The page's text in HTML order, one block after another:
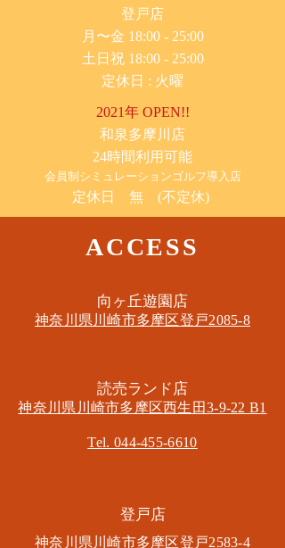
​登戸店
月〜金 18:00 - 25:00
土日祝 18:00 - 25:00
​定休日 : 火曜
2021年 OPEN!!
​和泉多摩川店
24時間利用可能
​会員制シミュレーションゴルフ導入店
定休日 無 (不定休)
ACCESS
​向ヶ丘遊園店
神奈川県川崎市多摩区​登戸2085-8
​読売ランド店
神奈川県川崎市多摩区​西生田3-9-22 B1
Tel. 044-455-6610
​登戸店
神奈川県川崎市多摩区​登戸2583-4